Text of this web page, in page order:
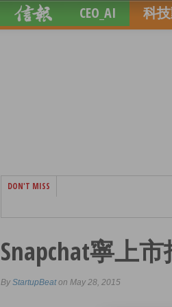
CEO_AI 科
DON'T MISS
Snapchat寧上
By StartupBeaton May 28, 2015